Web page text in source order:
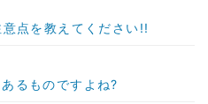
意点を教えてください!!
るものですよね?